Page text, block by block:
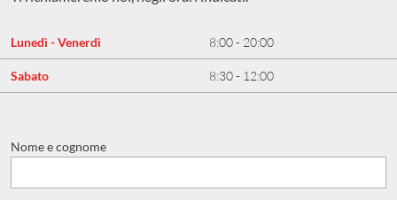
Lunedì - Venerdì 8:00 - 20:00
Sabato 8:30 - 12:00
Nome e cognome